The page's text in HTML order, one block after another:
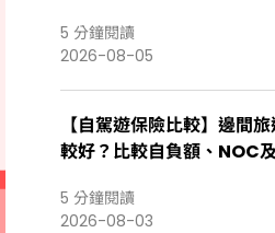
2026-08-05
5 分鐘閱讀
【自駕遊保險比較】邊間
較好？比較自負額、NOC
2026-08-03
5 分鐘閱讀